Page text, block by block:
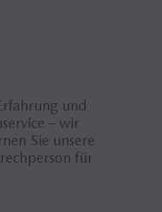
und
– wir
Sie unsere
für